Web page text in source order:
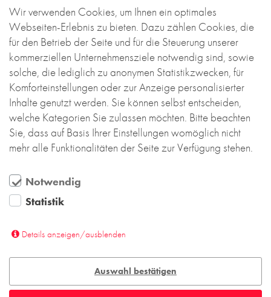
Wir verwenden Cookies, um Ihnen ein optimales
Webseiten-Erlebnis zu bieten. Dazu zählen Cookies, die
für den Betrieb der Seite und für die Steuerung unserer
kommerziellen Unternehmensziele notwendig sind, sowie
solche, die lediglich zu anonymen Statistikzwecken, für
Komforteinstellungen oder zur Anzeige personalisierter
Inhalte genutzt werden. Sie können selbst entscheiden,
welche Kategorien Sie zulassen möchten. Bitte beachten
Sie, dass auf Basis Ihrer Einstellungen womöglich nicht
mehr alle Funktionalitäten der Seite zur Verfügung stehen.
Notwendig
Statistik
Details anzeigen/ausblenden
Auswahl bestätigen